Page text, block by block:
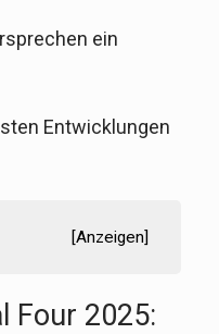
ein
Entwicklungen
[Anzeigen]
Four 2025: